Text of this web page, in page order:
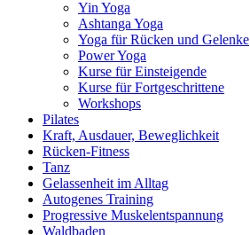
Yin Yoga
Ashtanga Yoga
Yoga für Rücken und Gelenke
Power Yoga
Kurse für Einsteigende
Kurse für Fortgeschrittene
Workshops
Pilates
Kraft, Ausdauer, Beweglichkeit
Rücken-Fitness
Tanz
Gelassenheit im Alltag
Autogenes Training
Progressive Muskelentspannung
Waldbaden